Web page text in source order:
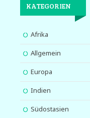
KATEGORIEN
Afrika
Allgemein
Europa
Indien
Südostasien